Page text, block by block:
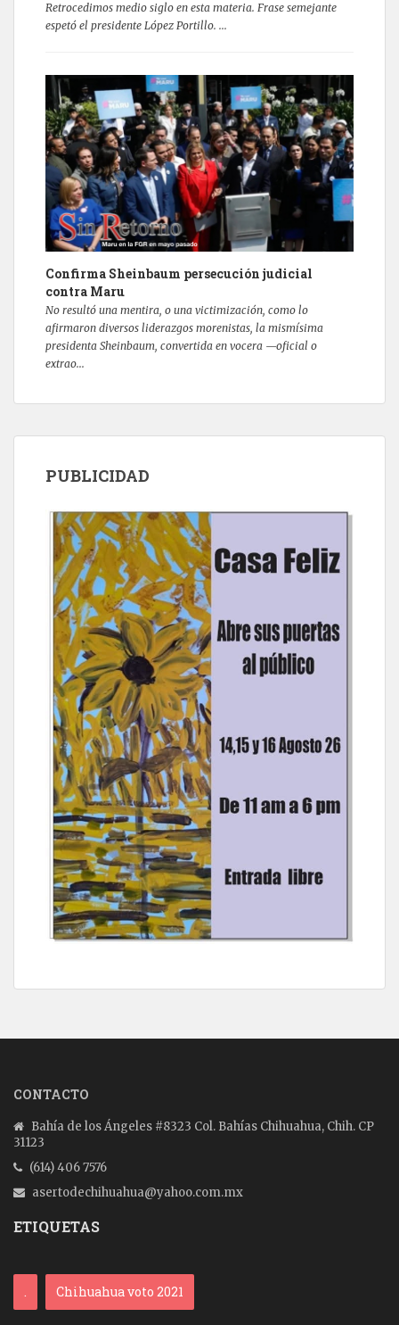
Retrocedimos medio siglo en esta materia. Frase semejante
espetó el presidente López Portillo. ...
Confirma Sheinbaum persecución judicial
contra Maru
No resultó una mentira, o una victimización, como lo
afirmaron diversos liderazgos morenistas, la mismísima
presidenta Sheinbaum, convertida en vocera —oficial o
extrao...
PUBLICIDAD
CONTACTO
Bahía de los Ángeles #8323 Col. Bahías Chihuahua, Chih. CP
31123
(614) 406 7576
asertodechihuahua@yahoo.com.mx
ETIQUETAS
Chihuahua voto 2021